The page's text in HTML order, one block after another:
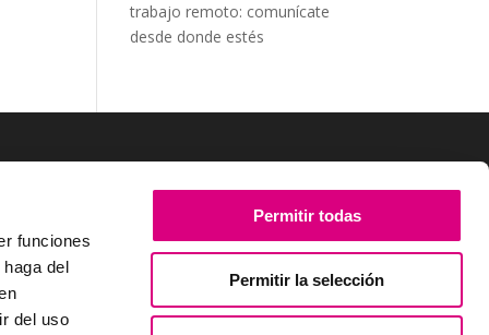
funciones
del
del uso
Permitir todas
Permitir la selección
trabajo remoto: comunícate
desde donde estés